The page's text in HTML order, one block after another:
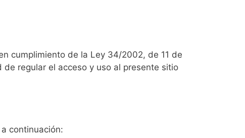
cumplimiento de la Ley 34/2002, de 11 de
regular el acceso y uso al presente sitio
continuación: